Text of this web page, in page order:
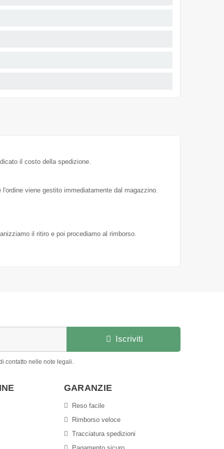
il costo della spedizione.
viene gestito immediatamente dal magazzino.
il ritiro e poi procediamo al rimborso.
Iscriviti
contatto nelle note legali.
GARANZIE
Reso facile
Rimborso veloce
Tracciatura spedizioni